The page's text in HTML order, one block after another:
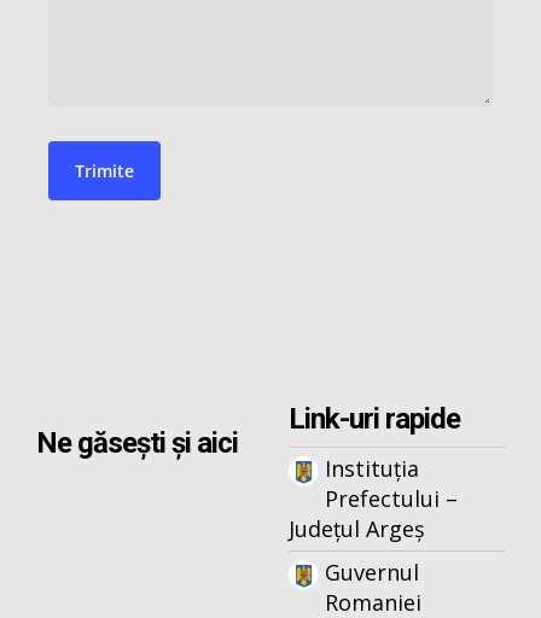
Ne găsești și aici
Link-uri rapide
Instituția
Prefectului –
Județul Argeș
Guvernul
Romaniei